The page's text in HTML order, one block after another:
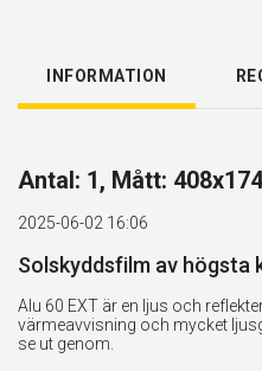
INFORMATION
Antal: 1, Mått:
2025-06-02 16:06
Solskyddsfilm av högsta
Alu 60 EXT är en ljus och
värmeavvisning och mycket
se ut genom.